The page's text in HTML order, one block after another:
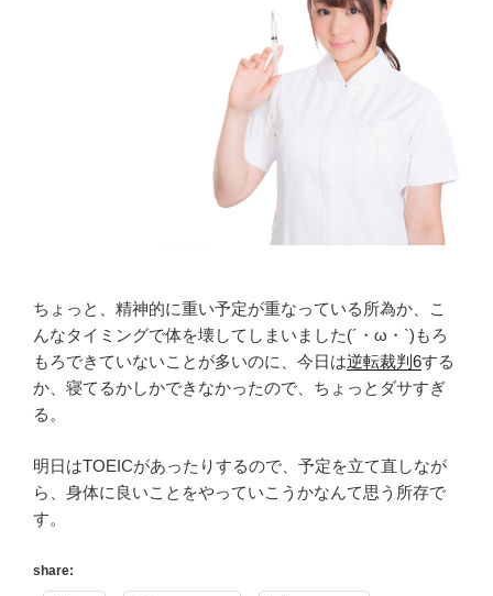
ちょっと、精神的に重い予定が重なっている所為か、こ
んなタイミングで体を壊してしまいました(´・ω・`)もろ
もろできていないことが多いのに、今日は逆転裁判6する
か、寝てるかしかできなかったので、ちょっとダサすぎ
る。
明日はTOEICがあったりするので、予定を立て直しなが
ら、身体に良いことをやっていこうかなんて思う所存で
す。
share: